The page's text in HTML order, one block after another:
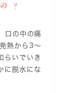
？
口の中の痛
熱から3〜
らいでいき
に脱水にな